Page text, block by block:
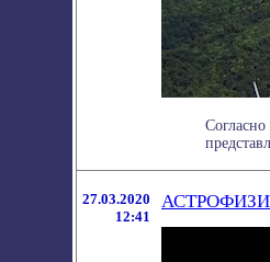
27.03.2020
12:41